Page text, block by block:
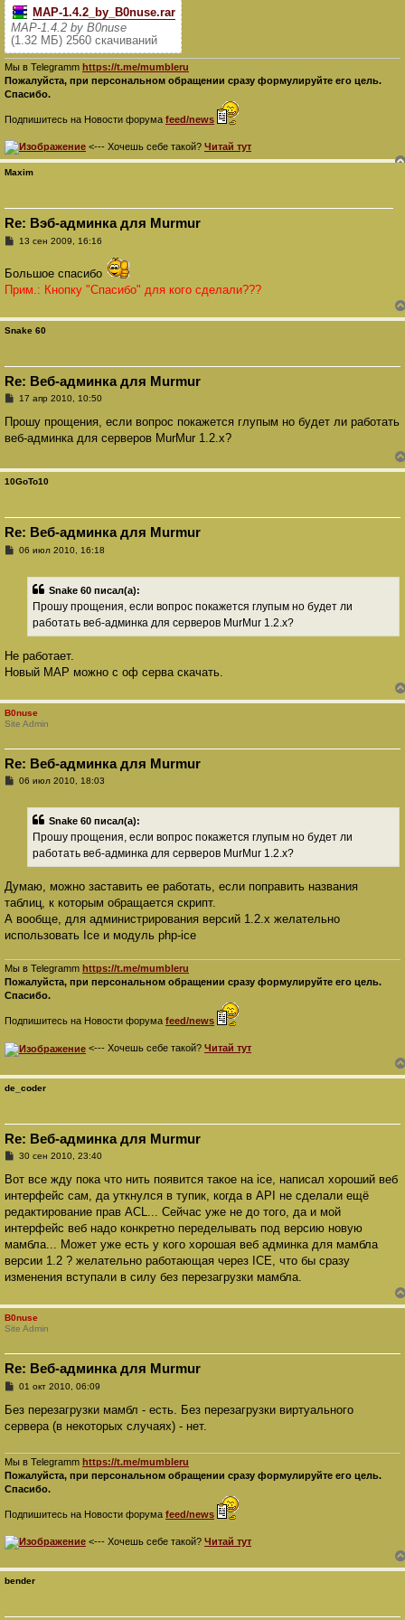
MAP-1.4.2_by_B0nuse.rar
MAP-1.4.2 by B0nuse
(1.32 МБ) 2560 скачиваний
Мы в Telegramm https://t.me/mumbleru
Пожалуйста, при персональном обращении сразу формулируйте его цель.
Спасибо.
Подпишитесь на Новости форума feed/news
<--- Хочешь себе такой? Читай тут
Maxim
Re: Вэб-админка для Murmur
С
б
е
и
13 сен 2009, 16:16
Большое спасибо
Прим.: Кнопку "Спасибо" для кого сделали???
Snake 60
Re: Веб-админка для Murmur
С
о
щ
и
е
17 апр 2010, 10:50
Прошу прощения, если вопрос покажется глупым но будет ли работать
веб-админка для серверов MurMur 1.2.x?
10GoTo10
Re: Веб-админка для Murmur
С06 июл 2010, 16:18
Snake 60 писал(а):
Прошу прощения, если вопрос покажется глупым но будет ли
работать веб-админка для серверов MurMur 1.2.x?
Не работает.
Новый MAP можно с оф серва скачать.
B0nuse
Site Admin
Re: Веб-админка для Murmur
С06 июл 2010, 18:03
Snake 60 писал(а):
Прошу прощения, если вопрос покажется глупым но будет ли
работать веб-админка для серверов MurMur 1.2.x?
Думаю, можно заставить ее работать, если поправить названия
таблиц, к которым обращается скрипт.
А вообще, для администрирования версий 1.2.x желательно
использовать Ice и модуль php-ice
Мы в Telegramm https://t.me/mumbleru
Пожалуйста, при персональном обращении сразу формулируйте его цель.
Спасибо.
Подпишитесь на Новости форума feed/news
<--- Хочешь себе такой? Читай тут
de_coder
Re: Веб-админка для Murmur
С
о
щ
е
н
и
е
30 сен 2010, 23:40
Вот все жду пока что нить появится такое на ice, написал хороший веб
интерфейс сам, да уткнулся в тупик, когда в API не сделали ещё
редактирование прав ACL... Сейчас уже не до того, да и мой
интерфейс веб надо конкретно переделывать под версию новую
мамбла... Может уже есть у кого хорошая веб админка для мамбла
версии 1.2 ? желательно работающая через ICE, что бы сразу
изменения вступали в силу без перезагрузки мамбла.
B0nuse
Site Admin
Re: Веб-админка для Murmur
С
о
щ
и
е
01 окт 2010, 06:09
Без перезагрузки мамбл - есть. Без перезагрузки виртуального
сервера (в некоторых случаях) - нет.
Мы в Telegramm https://t.me/mumbleru
Пожалуйста, при персональном обращении сразу формулируйте его цель.
Спасибо.
Подпишитесь на Новости форума feed/news
<--- Хочешь себе такой? Читай тут
bender